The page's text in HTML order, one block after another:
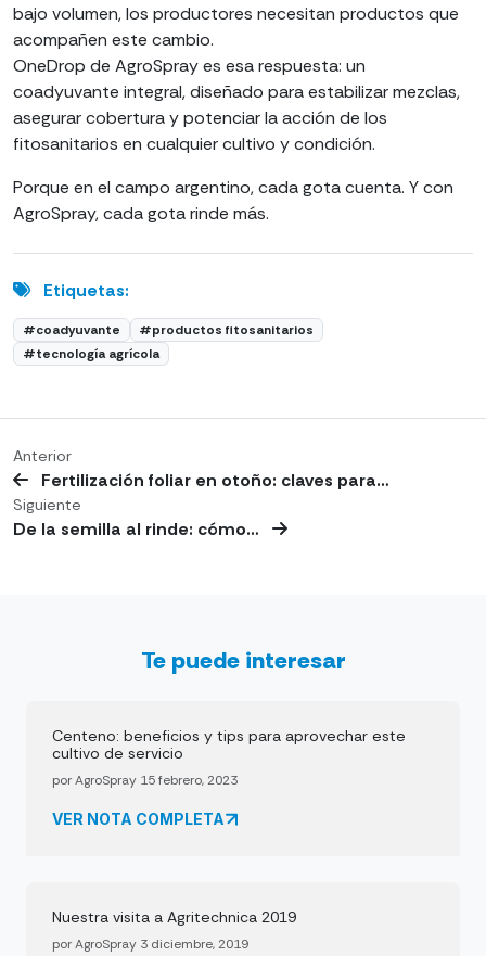
bajo volumen, los productores necesitan productos que
acompañen este cambio.
OneDrop de AgroSpray es esa respuesta: un
coadyuvante integral, diseñado para estabilizar mezclas,
asegurar cobertura y potenciar la acción de los
fitosanitarios en cualquier cultivo y condición.
Porque en el campo argentino, cada gota cuenta. Y con
AgroSpray, cada gota rinde más.
Etiquetas:
#coadyuvante
#productos fitosanitarios
#tecnología agrícola
Anterior
Fertilización foliar en otoño: claves para…
Siguiente
De la semilla al rinde: cómo…
Te puede interesar
Centeno: beneficios y tips para aprovechar este
cultivo de servicio
por AgroSpray 15 febrero, 2023
VER NOTA COMPLETA
Nuestra visita a Agritechnica 2019
por AgroSpray 3 diciembre, 2019